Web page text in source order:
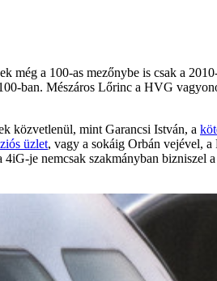
a 100-as mezőnybe is csak a
ban. Mészáros Lőrinc a HVG
közvetlenül, mint Garancsi István, a
üzlet, vagy a sokáig Orbán vejével,
je nemcsak szakmányban bizniszel